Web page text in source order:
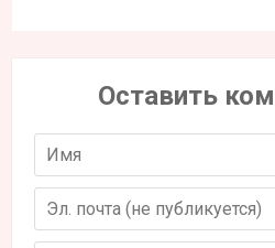
Оставить